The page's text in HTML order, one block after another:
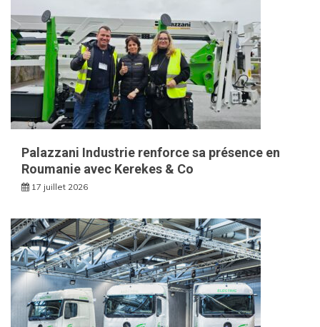
Palazzani Industrie renforce sa présence en
Roumanie avec Kerekes & Co
17 juillet 2026